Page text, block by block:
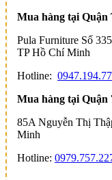
Mua hàng tại
Pula Furniture Số
TP Hồ Chí Minh
Hotline:
Mua hàng tại
85A Nguyễn Thị
Minh
Hotline: